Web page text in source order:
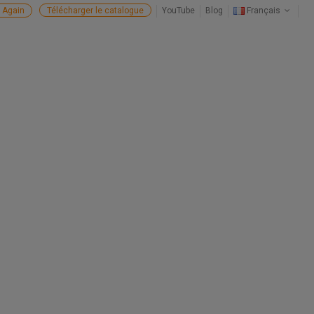
Français
Blog
YouTube
Télécharger le catalogue
Again